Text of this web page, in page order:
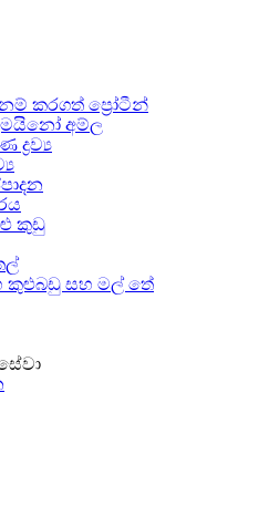
කරගත් ප්‍රෝටීන්
අම්ල
ද්‍රව්‍ය
කුඩු
කුළුබඩු සහ මල් තේ